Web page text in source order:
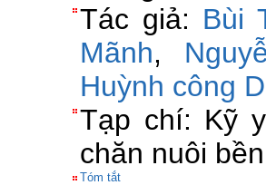
Tác giả: Bùi
Mãnh,
Huỳnh công
Tạp chí: Kỹ
chăn nuôi
Tóm tắt